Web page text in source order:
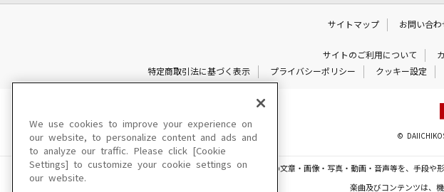
サイトマップ お問い合わ
サイトのご利用について
特定商取引法に基づく表示
プライバシーポリシー クッキー設定
©
このサイトに掲載されている一切の文章・画像・写真・動画・音声等を、手段
楽曲及びコンテンツは、
We use cookies to improve your experience on
our website, to personalize content and ads and
to analyze our traffic. Please click [Cookie
Settings] to customize your cookie settings on
our website.